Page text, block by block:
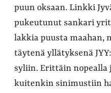
puun oksaan. Linkki
pukeutunut sankari
lakkia puusta maahan,
täytenä yllätyksenä
syliin. Erittäin nopealla
kuitenkin sinimustiin